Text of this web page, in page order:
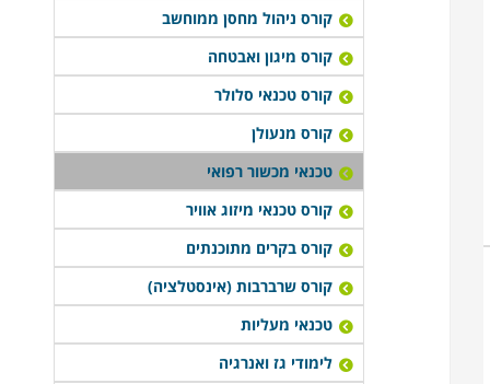
קורס ניהול מחסן ממוחשב
קורס מיגון ואבטחה
קורס טכנאי סלולר
קורס מנעולן
טכנאי מכשור רפואי
קורס טכנאי מיזוג אוויר
קורס בקרים מתוכנתים
קורס שרברבות (אינסטלציה)
טכנאי מעליות
לימודי גז ואנרגיה